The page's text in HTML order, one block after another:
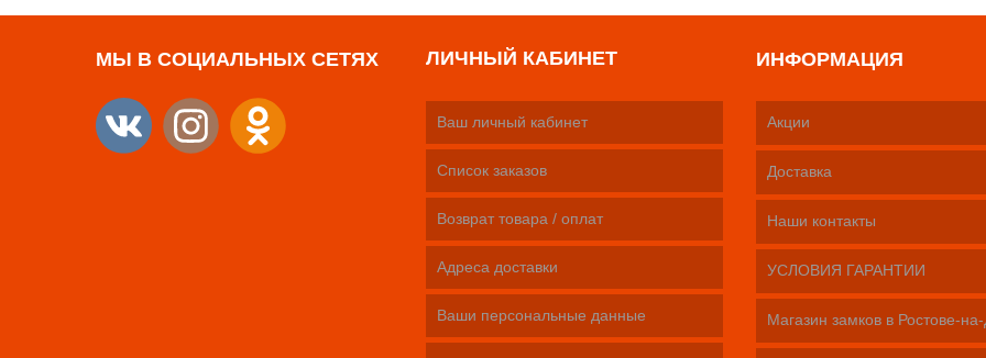
МЫ В СОЦИАЛЬНЫХ СЕТЯХ ЛИЧНЫЙ КАБИНЕТ
Ваш личный кабинет
Список заказов
Возврат товара / оплат
Адреса доставки
Ваши персональные данные
ИНФОРМАЦИЯ
Акции
Доставка
Наши контакты
УСЛОВИЯ ГАРАНТИИ
Магазин замков в Ростове-